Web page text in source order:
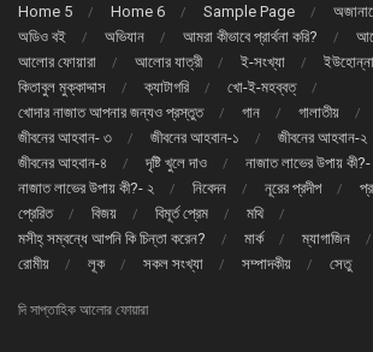
Home 5
Home 6 Sample Page
অডিও বই
অভিযান আমরা কীভাবে প্রার্থনা করি?
আলোর ফোয়ারা
আলোর যাত্রী ই-সংখ্যা
ইউহোন্না
কিতাবুল মুক্কাদ্দাস
ক্যাটাগরি
খো-ই-মহব্বত্
খোদার নাজাত আপনার জন্যও প্রস্তুত
গান গালাতীয়
জীবনের আহবান- ৩
জীবনের আহবান-১
জীবনের আহবান-২
জীবনের আহবান-৪
দৃষ্টি খুলে দাও
নাজাত লাভের উপায়
নাজাত লাভের উপায় কী?- ২
নিবেদন নূরের প্রদীপ
প্রেরিত
বিজয় বিমূর্ত প্রেম
মথি
মসীহ্ সম্বন্ধে আপনি কি চিন্তা করেন?
মার্ক ম্যাগাজিন
রোমীয়
লূক সকল সংখ্যা সম্পাদকীয় সেতু
দি সাপ্তাহিক আলোর ফোয়ারা